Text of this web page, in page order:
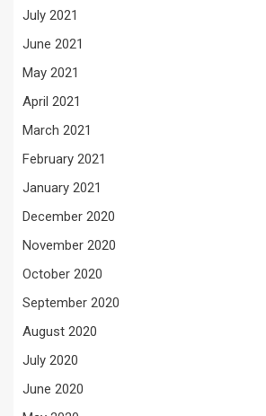
July 2021
June 2021
May 2021
April 2021
March 2021
February 2021
January 2021
December 2020
November 2020
October 2020
September 2020
August 2020
July 2020
June 2020